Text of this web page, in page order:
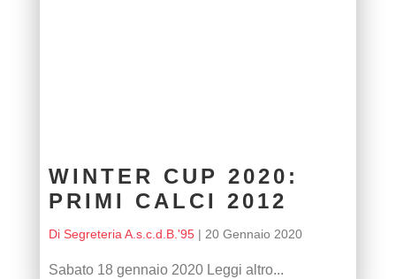
WINTER CUP 2020:
PRIMI CALCI 2012
Di Segreteria A.s.c.d.B.'95| 20 Gennaio 2020
Sabato 18 gennaio 2020 Leggi altro...